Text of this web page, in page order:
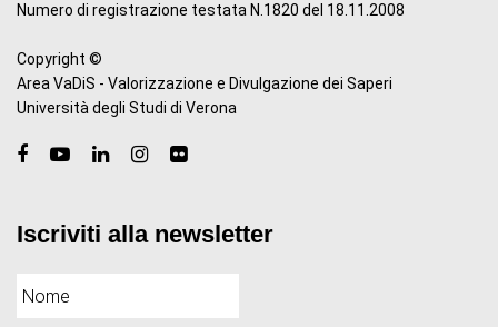
Numero di registrazione testata N.1820 del 18.11.2008
Copyright ©
Area VaDiS - Valorizzazione e Divulgazione dei Saperi
Università degli Studi di Verona
Iscriviti alla newsletter